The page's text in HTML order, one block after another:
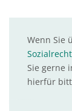
Wenn Sie
Sozialrecht
Sie gerne
hierfür